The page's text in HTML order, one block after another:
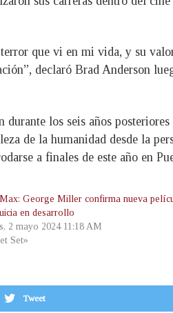
que vi en mi vida, y su
declaró Brad Anderson
los seis años posteriores
de la humanidad desde la
a finales de este año en
George Miller confirma nueva
en desarrollo
2 mayo 2024 11:18 AM
Set»
Tweet